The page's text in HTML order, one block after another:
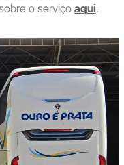
o serviço aqui.